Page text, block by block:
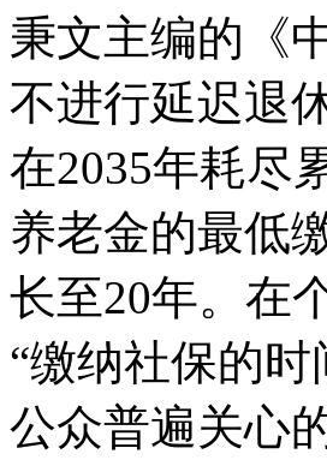
秉文主编的《
不进行延迟退
在2035年耗尽
养老金的最低
长至20年。在
“缴纳社保的
公众普遍关心